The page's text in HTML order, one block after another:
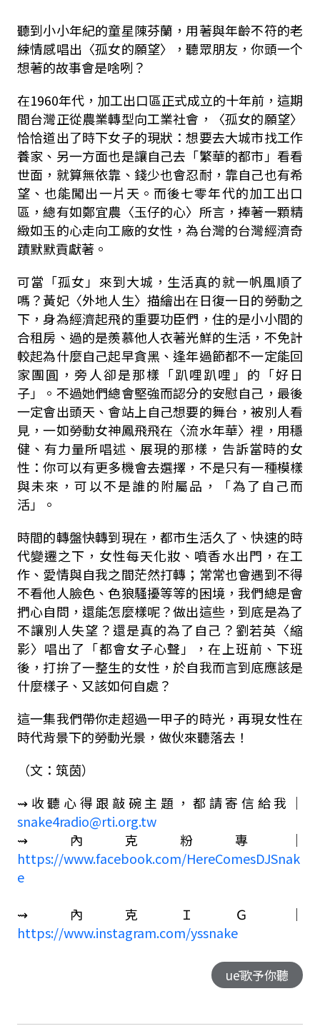
聽到小小年紀的童星陳芬蘭，用著與年齡不符的老
練情感唱出〈孤女的願望〉，聽眾朋友，你頭一个
想著的故事會是啥咧？
在1960年代，加工出口區正式成立的十年前，這期
間台灣正從農業轉型向工業社會，〈孤女的願望〉
恰恰道出了時下女子的現狀：想要去大城市找工作
養家、另一方面也是讓自己去「繁華的都市」看看
世面，就算無依靠、錢少也會忍耐，靠自己也有希
望、也能闖出一片天。而後七零年代的加工出口
區，總有如鄭宜農〈玉仔的心〉所言，捧著一顆精
緻如玉的心走向工廠的女性，為台灣的台灣經濟奇
蹟默默貢獻著。
可當「孤女」來到大城，生活真的就一帆風順了
嗎？黃妃〈外地人生〉描繪出在日復一日的勞動之
下，身為經濟起飛的重要功臣們，住的是小小間的
合租房、過的是羨慕他人衣著光鮮的生活，不免計
較起為什麼自己起早貪黑、逢年過節都不一定能回
家團圓，旁人卻是那樣「趴哩趴哩」的「好日
子」。不過她們總會堅強而認分的安慰自己，最後
一定會出頭天、會站上自己想要的舞台，被別人看
見，一如勞動女神鳳飛飛在〈流水年華〉裡，用穩
健、有力量所唱述、展現的那樣，告訴當時的女
性：你可以有更多機會去選擇，不是只有一種模樣
與未來，可以不是誰的附屬品，「為了自己而
活」。
時間的轉盤快轉到現在，都市生活久了、快速的時
代變遷之下，女性每天化妝、噴香水出門，在工
作、愛情與自我之間茫然打轉；常常也會遇到不得
不看他人臉色、色狼騷擾等等的困境，我們總是會
捫心自問，還能怎麼樣呢？做出這些，到底是為了
不讓別人失望？還是真的為了自己？劉若英〈縮
影〉唱出了「都會女子心聲」，在上班前、下班
後，打拚了一整生的女性，於自我而言到底應該是
什麼樣子、又該如何自處？
這一集我們帶你走超過一甲子的時光，再現女性在
時代背景下的勞動光景，做伙來聽落去！
（文：筑茵）
⇝收聽心得跟敲碗主題，都請寄信給我 ｜
snake4radio@rti.org.tw
⇝內克粉專｜
https://www.facebook.com/HereComesDJSnak
e
⇝內克ＩＧ｜
https://www.instagram.com/yssnake
uē歌予你聽